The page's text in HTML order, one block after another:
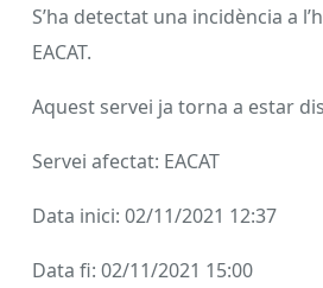
S’ha detectat una incidència a
EACAT.
Aquest servei ja torna a estar
Servei afectat: EACAT
Data inici: 02/11/2021 12:37
Data fi: 02/11/2021 15:00